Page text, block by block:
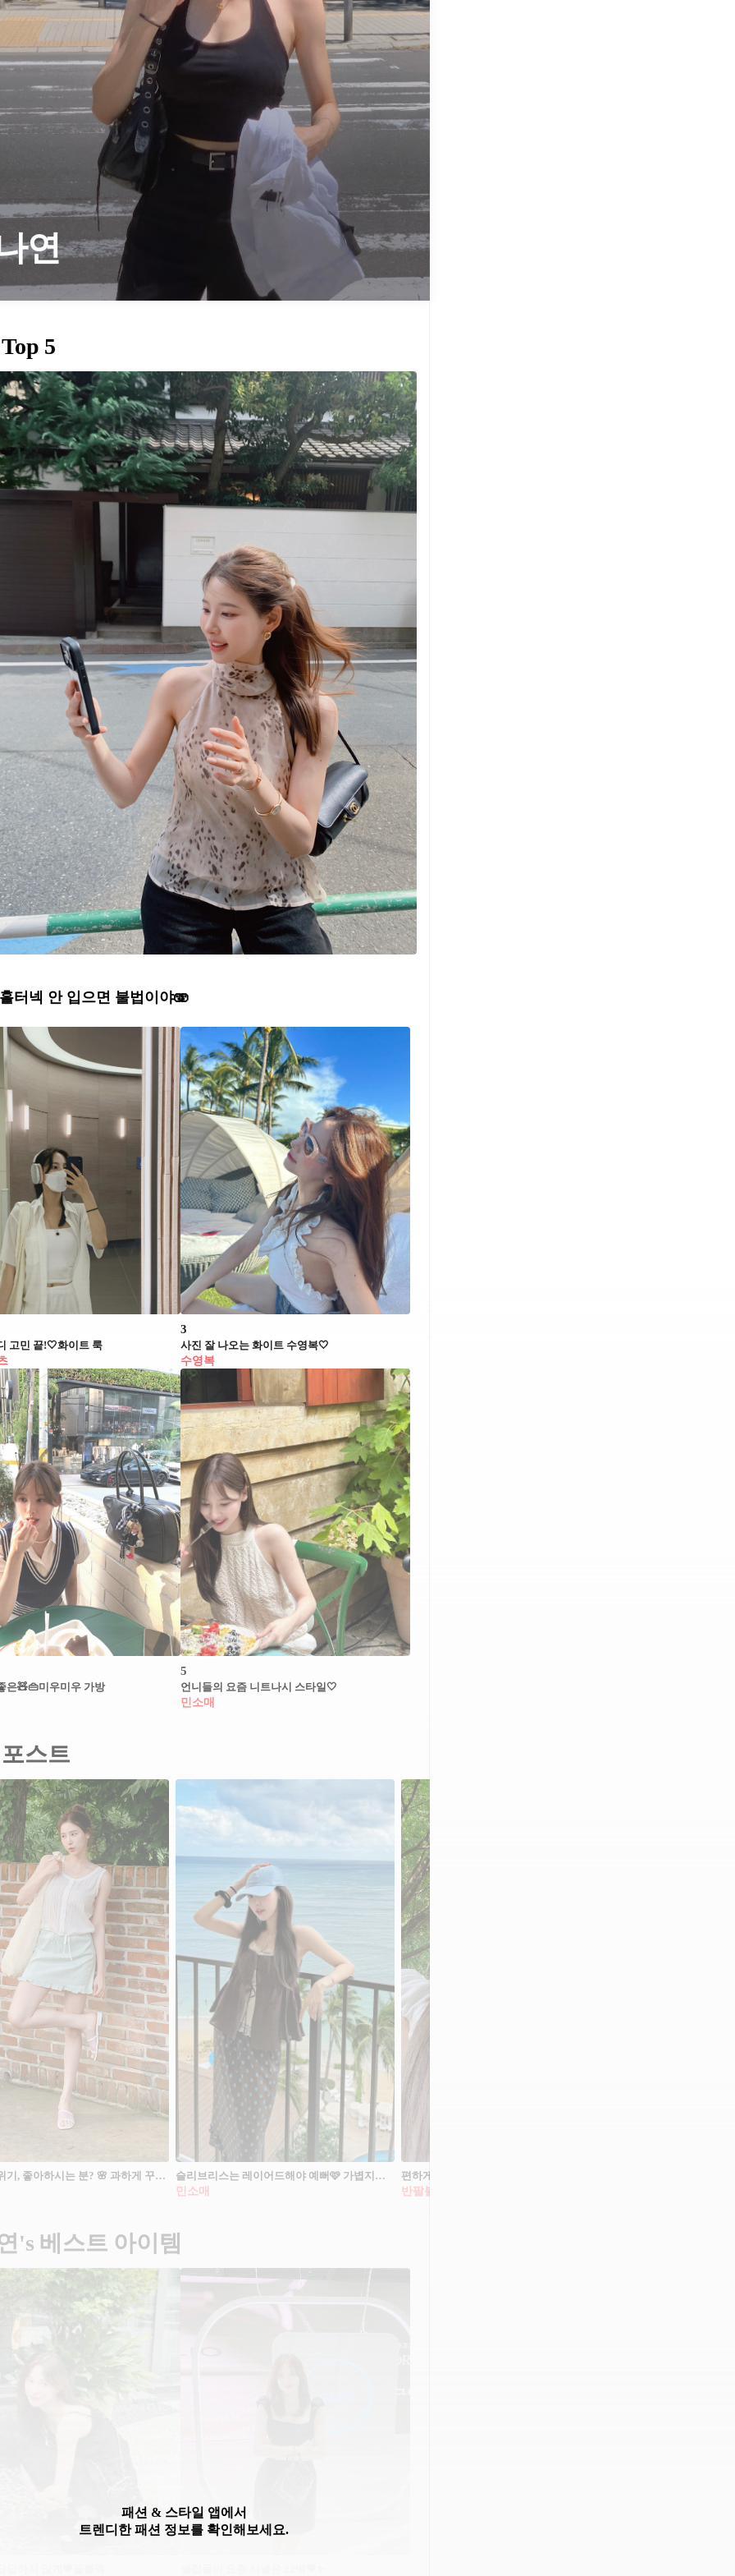
연
5
터넥 안 입으면 불법이야🫨
고민 끝!🤍화이트 룩
3
사진 잘 나오는 화이트 수영복🤍
수영복
은🧸👜미우미우 가방
5
언니들의 요즘 니트나시 스타일🤍
민소매
스트
청초한 분위기, 좋아하시는 분? 🌸 과하게 꾸미지 않아도 묘하게 보호본능을 자극하는 극대화된 여성스러움이 핵심 ✨ 부드러운 유색 시스루 블라우스에 깔끔한 하의를 매치하거나, 가벼운 셔링 디테일의 민소매를 레이어드해 여리여리한 실루엣을 완성할 수 있어요. 올 여름 따라 해볼만한 은은하게 풍기는 에겐녀 코디들을 모아봤습니다.
슬리브리스는 레이어드해야 예뻐🩷 가볍지만 밋밋하지 않게 입는 나시 스타일링🪄💡따라해요!
민소매
반팔블라우스
's 베스트 아이템
패션 & 스타일 앱에서
트렌디한 패션 정보를 확인해보세요.